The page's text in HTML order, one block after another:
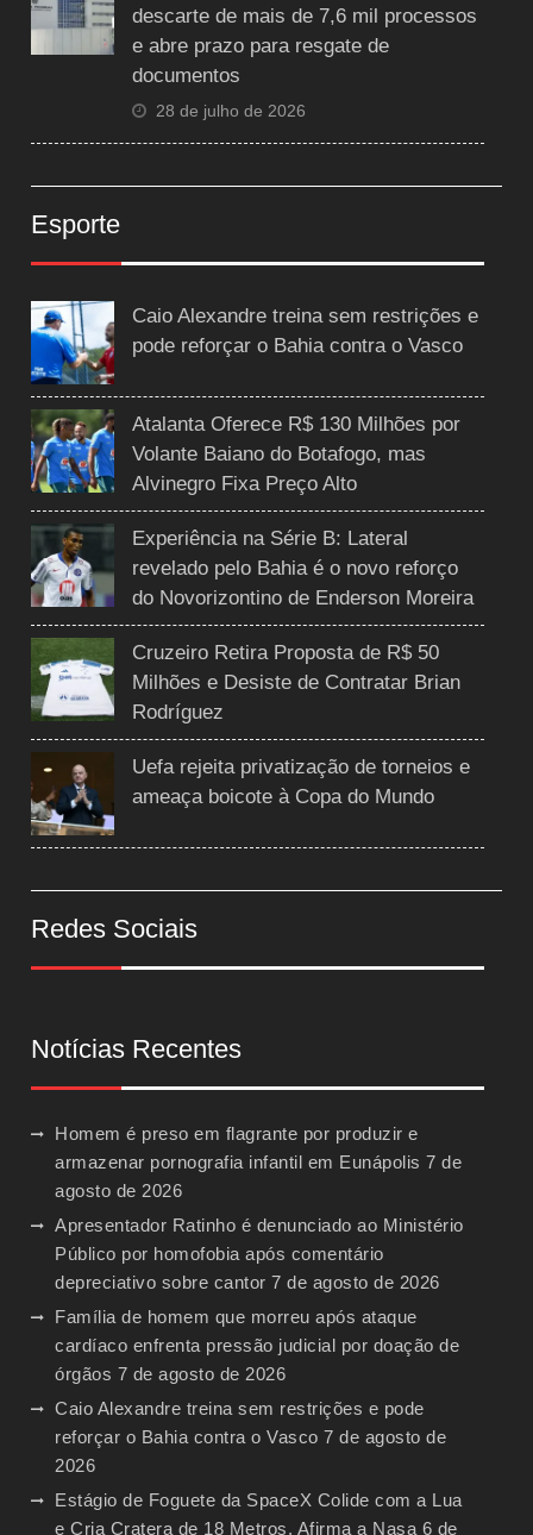
descarte de mais de 7,6 mil processos
e abre prazo para resgate de
documentos
28 de julho de 2026
Esporte
Caio Alexandre treina sem restrições e
pode reforçar o Bahia contra o Vasco
Atalanta Oferece R$ 130 Milhões por
Volante Baiano do Botafogo, mas
Alvinegro Fixa Preço Alto
Experiência na Série B: Lateral
revelado pelo Bahia é o novo reforço
do Novorizontino de Enderson Moreira
Cruzeiro Retira Proposta de R$ 50
Milhões e Desiste de Contratar Brian
Rodríguez
Uefa rejeita privatização de torneios e
ameaça boicote à Copa do Mundo
Redes Sociais
Notícias Recentes
Homem é preso em flagrante por produzir e
armazenar pornografia infantil em Eunápolis 7 de
agosto de 2026
Apresentador Ratinho é denunciado ao Ministério
Público por homofobia após comentário
depreciativo sobre cantor 7 de agosto de 2026
Família de homem que morreu após ataque
cardíaco enfrenta pressão judicial por doação de
órgãos 7 de agosto de 2026
Caio Alexandre treina sem restrições e pode
reforçar o Bahia contra o Vasco 7 de agosto de
2026
Estágio de Foguete da SpaceX Colide com a Lua
e Cria Cratera de 18 Metros, Afirma a Nasa 6 de